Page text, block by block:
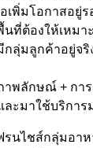
เพิ่มโอกาสอยู่ร
นที่ต้องให้เหมา
กลุ่มลูกค้าอยู่จ
าพลักษณ์ + กา
ละมาใช้บริการ
นไชส์กลุ่มอา